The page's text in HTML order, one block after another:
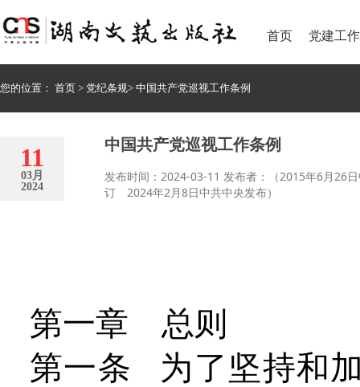
首页 党建工作
您的位置： 首页 > 党纪条规> 中国共产党巡视工作条例
11
03月
2024
中国共产党巡视工作条例
发布时间：2024-03-11 发布者：（2015年6月26
订 2024年2月8日中共中央发布）
第一章 总则
第一条
为了坚持和